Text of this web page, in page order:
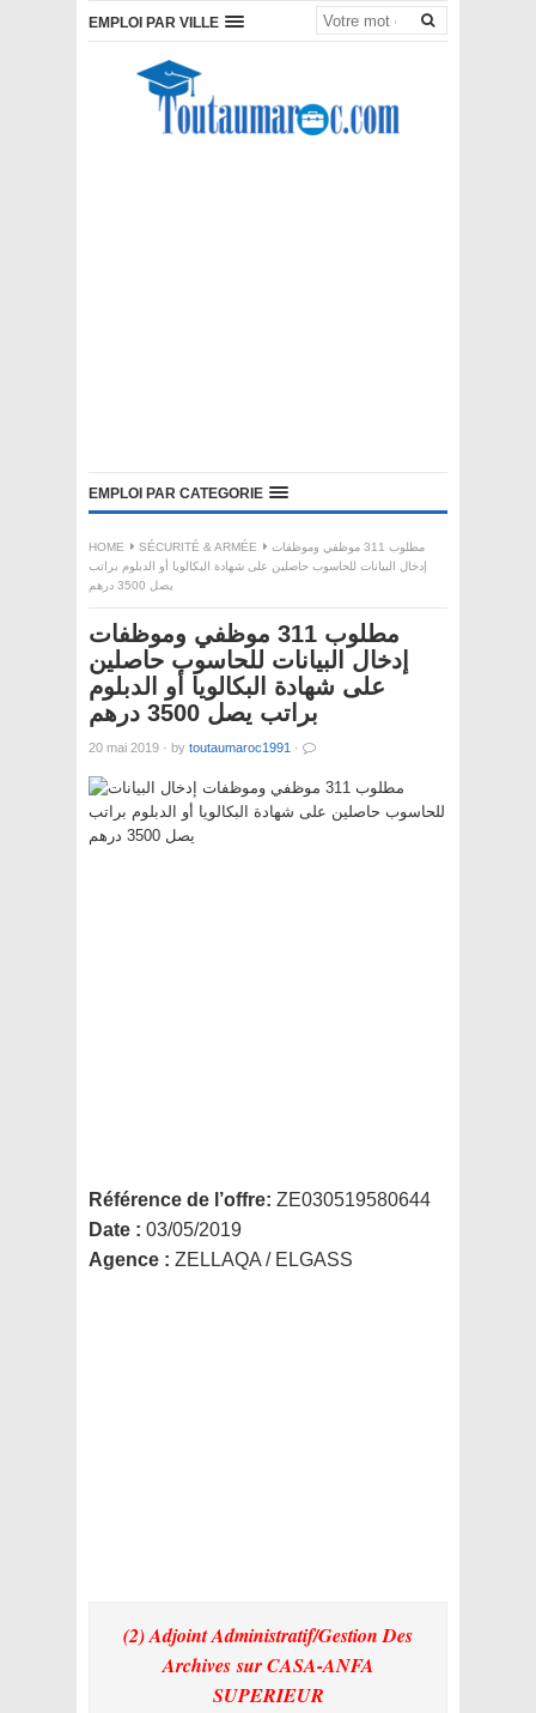
EMPLOI PAR VILLE
EMPLOI PAR CATEGORIE
HOME SÉCURITÉ & ARMÉE
مطلوب 311 موظفي وموظفات
إدخال البيانات للحاسوب حاصلين على شهادة البكالويا أو الدبلوم براتب
يصل 3500 درهم
مطلوب 311 موظفي وموظفات
إدخال البيانات للحاسوب حاصلين
على شهادة البكالويا أو الدبلوم
براتب يصل 3500 درهم
20 mai 2019 · by toutaumaroc1991 ·
Référence de l’offre: ZE030519580644
Date : 03/05/2019
Agence : ZELLAQA / ELGASS
(2) Adjoint Administratif/Gestion Des
Archivessur CASA-ANFA
SUPERIEUR